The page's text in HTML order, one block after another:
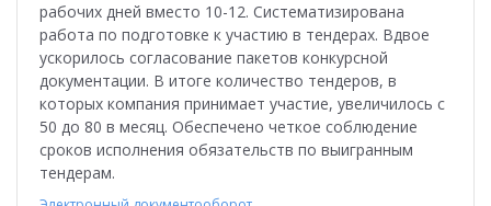
рабочих дней вместо 10-12. Систематизирована
работа по подготовке к участию в тендерах. Вдвое
ускорилось согласование пакетов конкурсной
документации. В итоге количество тендеров, в
которых компания принимает участие, увеличилось с
50 до 80 в месяц. Обеспечено четкое соблюдение
сроков исполнения обязательств по выигранным
тендерам.